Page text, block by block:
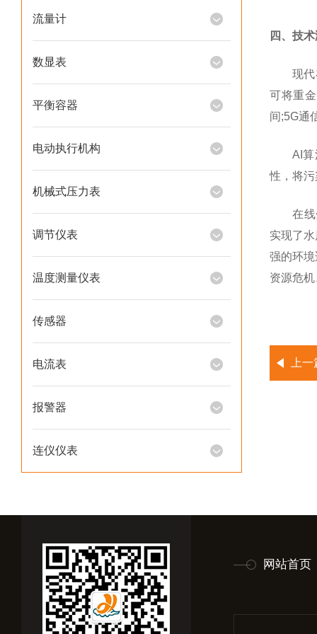
流量计
数显表
平衡容器
电动执行机构
机械式压力表
调节仪表
温度测量仪表
传感器
电流表
报警器
连仪仪表
四、技
现代在
可将重
间;5G通
AI算法
性，将
在线分
实现了
强的环
资源危
上
网站首页